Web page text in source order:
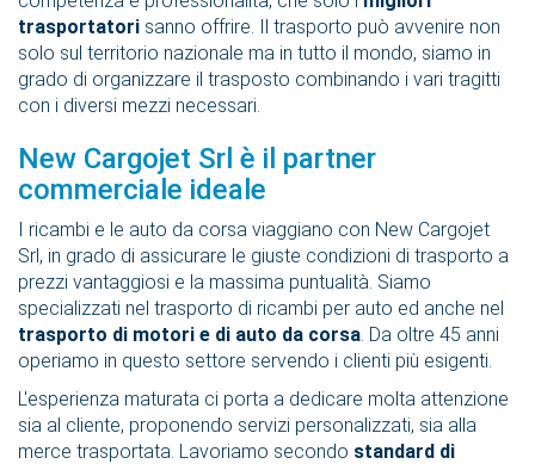
trasportatori sanno offrire. Il trasporto può avvenire non
solo sul territorio nazionale ma in tutto il mondo, siamo in
grado di organizzare il trasposto combinando i vari tragitti
con i diversi mezzi necessari.
New Cargojet Srl è il partner
commerciale ideale
I ricambi e le auto da corsa viaggiano con New Cargojet
Srl, in grado di assicurare le giuste condizioni di trasporto a
prezzi vantaggiosi e la massima puntualità. Siamo
specializzati nel trasporto di ricambi per auto ed anche nel
trasporto di motori e di auto da corsa. Da oltre 45 anni
operiamo in questo settore servendo i clienti più esigenti.
L'esperienza maturata ci porta a dedicare molta attenzione
sia al cliente, proponendo servizi personalizzati, sia alla
merce trasportata. Lavoriamo secondo standard di